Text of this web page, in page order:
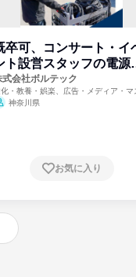
卒可、コンサート・イ
ト設営スタッフの電源
式会社ボルテック
・教養・娯楽、広告・メディア・マ
電力・ガス・水道・エネルギー
神奈川県
お気に入り